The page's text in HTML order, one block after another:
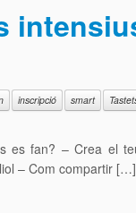
inscripció smart
es fan? – Crea el
– Com compartir […]